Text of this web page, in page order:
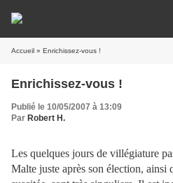
Accueil » Enrichissez-vous !
Enrichissez-vous !
Publié le 10/05/2007 à 13:09
Par Robert H.
Les quelques jours de villégiature
Malte juste après son élection, ainsi